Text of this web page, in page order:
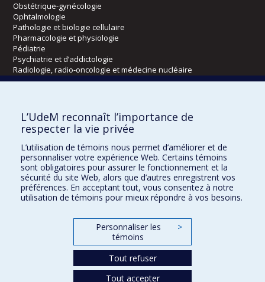
Obstétrique-gynécologie
Ophtalmologie
Pathologie et biologie cellulaire
Pharmacologie et physiologie
Pédiatrie
Psychiatrie et d’addictologie
Radiologie, radio-oncologie et médecine nucléaire
Kinésiologie et des sciences de l’activité physique
Orthophonie et audiologie
Réadaptation
Directions
DPC
CPASS
L’UdeM reconnaît l’importance de
respecter la vie privée
L’utilisation de témoins nous permet d’améliorer et de
personnaliser votre expérience Web. Certains témoins
sont obligatoires pour assurer le fonctionnement et la
sécurité du site Web, alors que d’autres enregistrent vos
préférences. En acceptant tout, vous consentez à notre
utilisation de témoins pour mieux répondre à vos besoins.
Personnaliser les
témoins
>
Tout refuser
Tout accepter